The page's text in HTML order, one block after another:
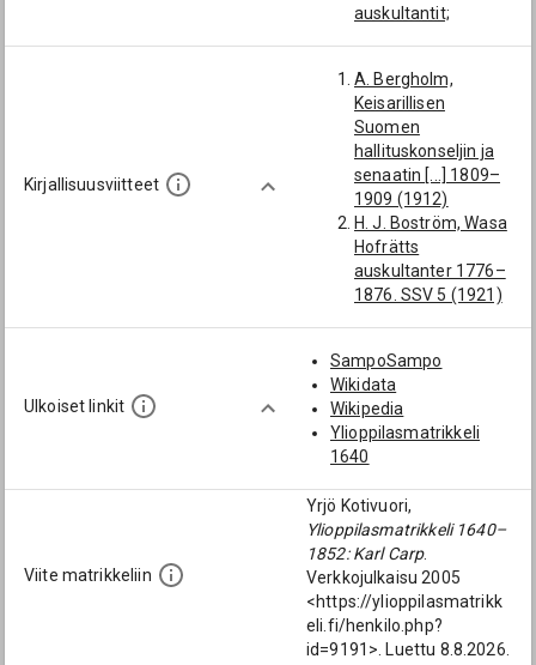
auskultantit;
Fabian (1809-1866):
[asessori; Vaasan
hovioikeuden
auskultantti;
hovioikeudenneuvo
s; aktuaari; Vaasan
hovioikeuden
auskultantit;
varakanneviskaali]
Krabbe, Magnus
Arvid (1816-1882):
hovioikeuden
auskultantti;
hovioikeudenneuvo
s; aktuaari; Vaasan
hovioikeuden
auskultantit;
varakanneviskaali]
Wasenius, Karl
Fredrik (1786-1834):
[asessori; Vaasan
hovioikeuden
auskultantti;
hovioikeudenneuvo
Kirjallisuusviitteet
A. Bergholm,
Keisarillisen
Suomen
hallituskonseljin ja
senaatin [...] 1809–
1909 (1912)
H. J. Boström, Wasa
Hofrätts
auskultanter 1776–
1876. SSV 5 (1921)
hofrätts
presidenter,
ledamöter och
tjänstemän... 1776–
1914 (1915)
HYK ms. AKA:12,
Konsistorin
registratuura 1775–
1778
J. Vallinkoski, Turun
akatemian
väitöskirjat 1642–
1828. HYKJ 30
Ulkoiset linkit
SampoSampo
Wikidata
Wikipedia
Ylioppilasmatrikkeli
1640
Viite matrikkeliin
Yrjö Kotivuori,
Ylioppilasmatrikkeli 1640–
1852: Karl Carp.
Verkkojulkaisu 2005
<https://ylioppilasmatrikk
eli.fi/henkilo.php?
id=9191>. Luettu 8.8.2026.